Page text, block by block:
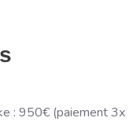
: 950€ (paiement 3x